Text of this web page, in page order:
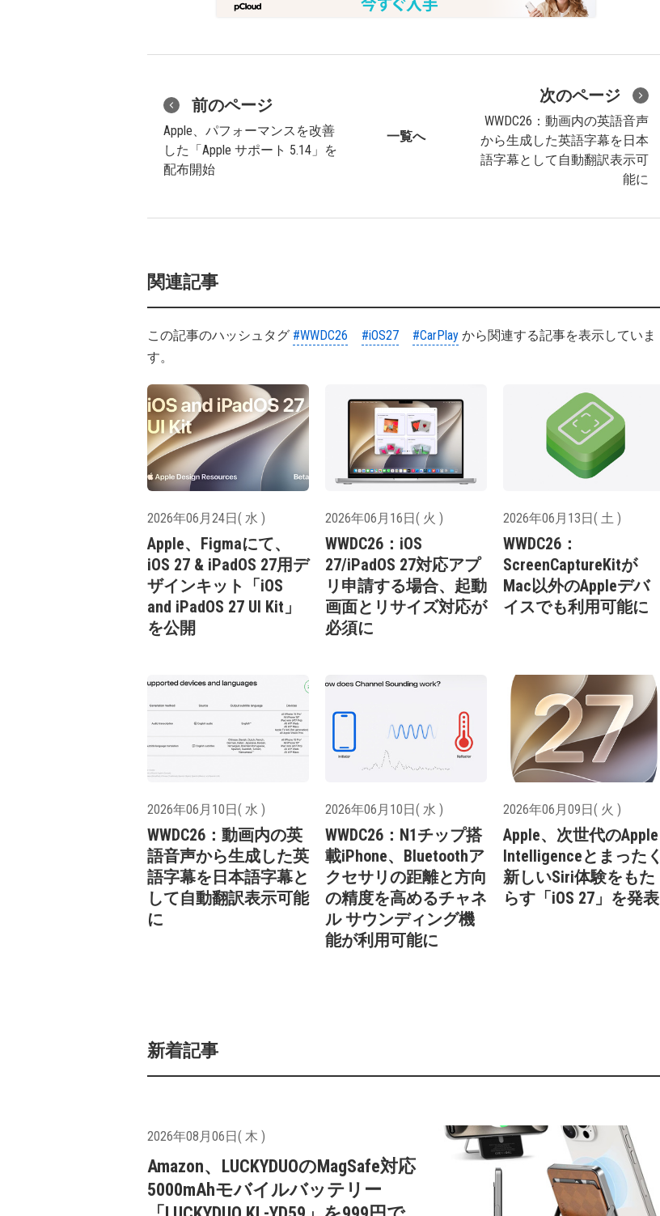
前のページ
Apple、パフォーマンスを改善
した「Apple サポート 5.14」を
配布開始
一覧へ
次のページ
WWDC26：動画内の英語音声
から生成した英語字幕を日本
語字幕として自動翻訳表示可
能に
関連記事
この記事のハッシュタグ #WWDC26 #iOS27 #CarPlay から関連する記事を表示していま
す。
2026年06月24日( 水 )
Apple、Figmaにて、
iOS 27 & iPadOS 27用デ
ザインキット「iOS
and iPadOS 27 UI Kit」
を公開
2026年06月16日( 火 )
WWDC26：iOS
27/iPadOS 27対応アプ
リ申請する場合、起動
画面とリサイズ対応が
必須に
2026年06月13日( 土 )
WWDC26：
ScreenCaptureKitが
Mac以外のAppleデバ
イスでも利用可能に
2026年06月10日( 水 )
WWDC26：動画内の英
語音声から生成した英
語字幕を日本語字幕と
して自動翻訳表示可能
に
2026年06月10日( 水 )
WWDC26：N1チップ搭
載iPhone、Bluetoothア
クセサリの距離と方向
の精度を高めるチャネ
ル サウンディング機
能が利用可能に
2026年06月09日( 火 )
Apple、次世代のApple
Intelligenceとまったく
新しいSiri体験をもた
らす「iOS 27」を発表
新着記事
2026年08月06日( 木 )
Amazon、LUCKYDUOのMagSafe対応
5000mAhモバイルバッテリー